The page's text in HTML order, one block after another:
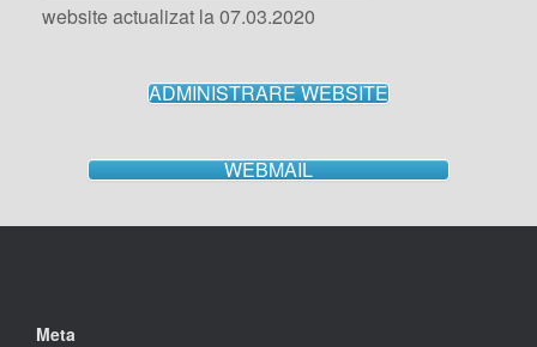
website actualizat la 07.03.2020
ADMINISTRARE WEBSITE
WEBMAIL
Meta